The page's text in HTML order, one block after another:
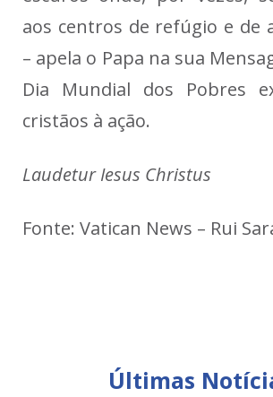
aos centros de refúgio e de
– apela o Papa na sua
Dia Mundial dos Pobres
cristãos à ação.
Laudetur Iesus Christus
Fonte: Vatican News – Rui
Últimas